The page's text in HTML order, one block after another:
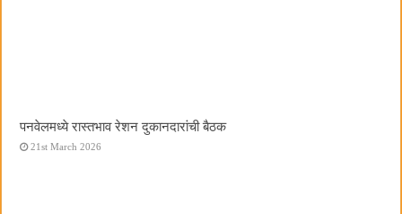
पनवेलमध्ये रास्तभाव रेशन दुकानदारांची बैठक
21st March 2026